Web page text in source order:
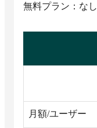
無料プラン：なし
月額/ユーザー